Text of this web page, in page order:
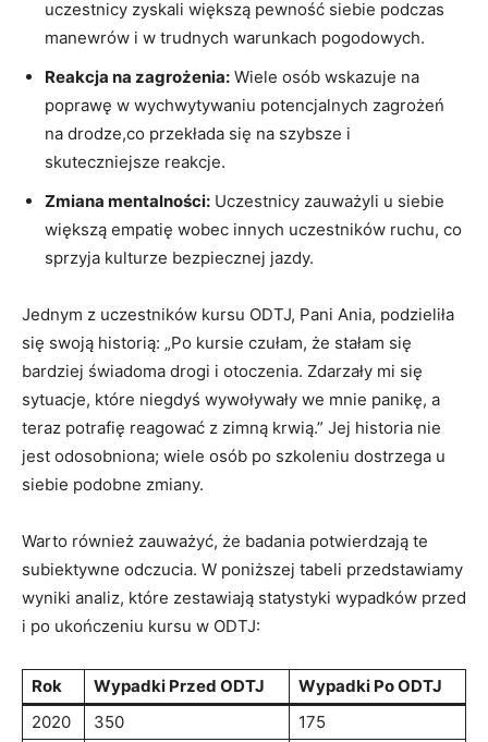
uczestnicy zyskali większą pewność siebie podczas
manewrów i w trudnych warunkach pogodowych.
Reakcja na zagrożenia: Wiele osób wskazuje na
poprawę w wychwytywaniu potencjalnych zagrożeń
na drodze,co przekłada się na szybsze i
skuteczniejsze reakcje.
Zmiana mentalności: Uczestnicy zauważyli u siebie
większą empatię wobec innych uczestników ruchu, co
sprzyja kulturze bezpiecznej jazdy.
Jednym z uczestników kursu ODTJ, Pani Ania, podzieliła
się swoją historią: „Po kursie czułam, że stałam się
bardziej świadoma drogi i otoczenia. Zdarzały mi się
sytuacje, które niegdyś wywoływały we mnie panikę, a
teraz potrafię reagować z zimną krwią.” Jej historia nie
jest odosobniona; wiele osób po szkoleniu dostrzega u
siebie podobne zmiany.
Warto również zauważyć, że badania potwierdzają te
subiektywne odczucia. W poniższej tabeli przedstawiamy
wyniki analiz, które zestawiają statystyki wypadków przed
i po ukończeniu kursu w ODTJ:
Rok Wypadki Przed ODTJ
Wypadki Po ODTJ
2020
350
175